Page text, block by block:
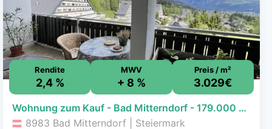
Rendite
2,4 %
MWV
+ 8 %
Preis / m²
3.029€
Wohnung zum Kauf - Bad Mitterndorf - 179.000 € - 2 Zimmer, 59,1 m²
8983 Bad Mitterndorf | Steiermark